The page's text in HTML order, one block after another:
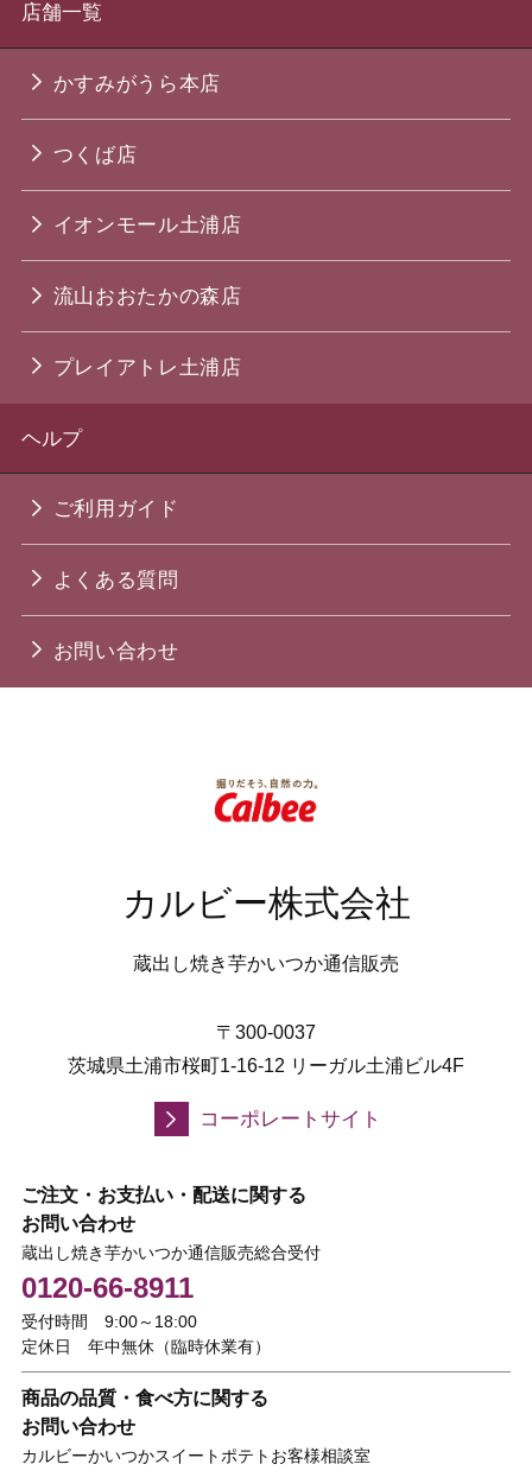
店舗一覧
かすみがうら本店
つくば店
イオンモール土浦店
流山おおたかの森店
プレイアトレ土浦店
ヘルプ
ご利用ガイド
よくある質問
お問い合わせ
カルビー株式会社
蔵出し焼き芋かいつか通信販売
〒300-0037
茨城県土浦市桜町1-16-12 リーガル土浦ビル4F
コーポレートサイト
ご注文・お支払い・配送に関する
お問い合わせ
蔵出し焼き芋かいつか通信販売総合受付
0120-66-8911
受付時間 9:00～18:00
定休日 年中無休（臨時休業有）
商品の品質・食べ方に関する
お問い合わせ
カルビーかいつかスイートポテトお客様相談室